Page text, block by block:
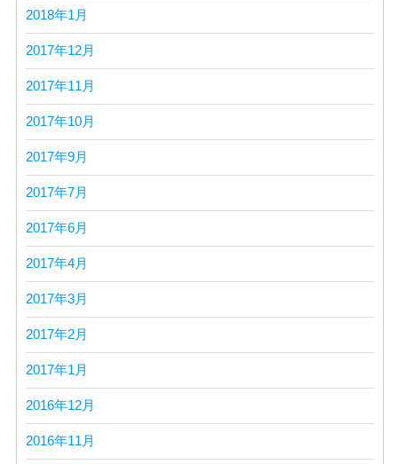
2018年1月
2017年12月
2017年11月
2017年10月
2017年9月
2017年7月
2017年6月
2017年4月
2017年3月
2017年2月
2017年1月
2016年12月
2016年11月